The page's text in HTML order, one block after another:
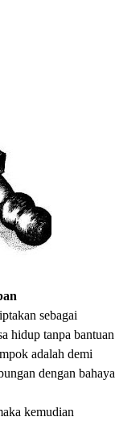
sebagai
hidup tanpa bantuan
adalah demi
dengan bahaya
kemudian